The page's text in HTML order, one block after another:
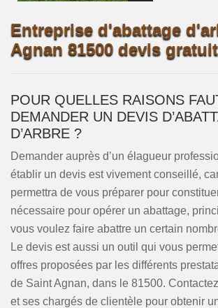
Entreprise d'abattage
Agnan 81500 devis
POUR QUELLES RAISONS
DEMANDER UN DEVIS
D’ARBRE ?
Demander auprès d’un élagueur
établir un devis est vivement conseillé,
permettra de vous préparer pour
nécessaire pour opérer un abattage,
vous voulez faire abattre un certain
Le devis est aussi un outil qui vous
offres proposées par les différents
de Saint Agnan, dans le 81500.
et ses chargés de clientèle pour obtenir